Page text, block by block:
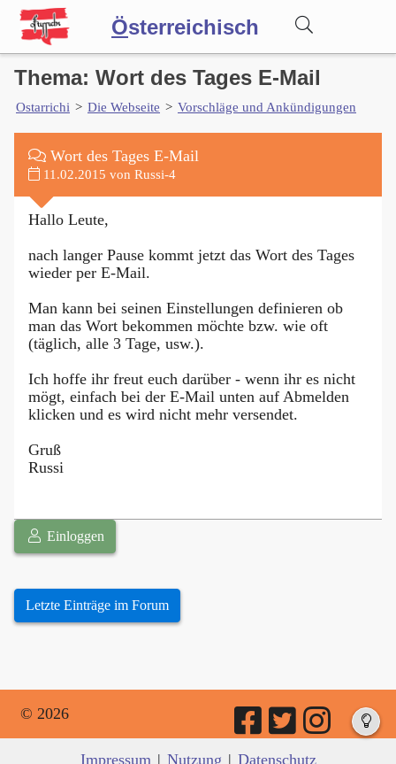
Österreichisch
Wörterbuch
Forum
Blog
Thema: Wort des Tages E-Mail
Ostarrichi > Die Webseite > Vorschläge und Ankündigungen
Wort des Tages E-Mail
11.02.2015 von Russi-4
Hallo Leute,
nach langer Pause kommt jetzt das Wort des Tages
wieder per E-Mail.
Man kann bei seinen Einstellungen definieren ob
man das Wort bekommen möchte bzw. wie oft
(täglich, alle 3 Tage, usw.).
Ich hoffe ihr freut euch darüber - wenn ihr es nicht
mögt, einfach bei der E-Mail unten auf Abmelden
klicken und es wird nicht mehr versendet.
Gruß
Russi
Einloggen
Letzte Einträge im Forum
© 2026
Impressum | Nutzung | Datenschutz